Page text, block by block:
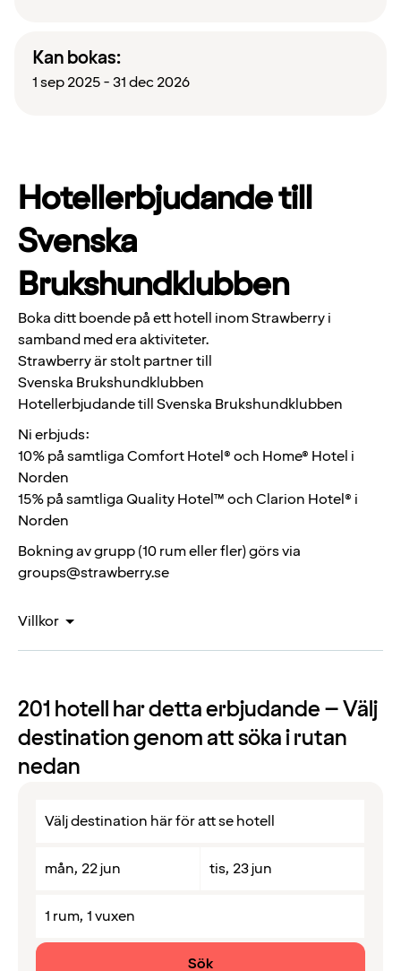
Kan bokas:
1 sep 2025 - 31 dec 2026
Hotellerbjudande till
Svenska
Brukshundklubben
Boka ditt boende på ett hotell inom Strawberry i
samband med era aktiviteter.
Strawberry är stolt partner till
Svenska Brukshundklubben
Hotellerbjudande till Svenska Brukshundklubben
Ni erbjuds:
10% på samtliga Comfort Hotel® och Home® Hotel i
Norden
15% på samtliga Quality Hotel™ och Clarion Hotel® i
Norden
Bokning av grupp (10 rum eller fler) görs via
groups@strawberry.se
Villkor
201 hotell har detta erbjudande – Välj
destination genom att söka i rutan
nedan
mån, 22 jun tis, 23 jun
1 rum, 1 vuxen
Sök